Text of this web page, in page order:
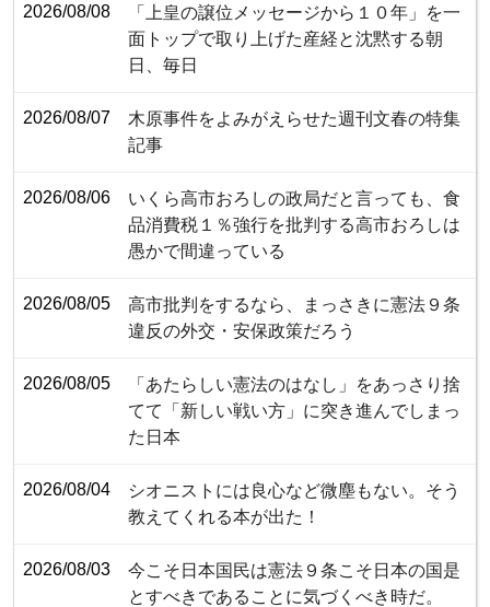
2026/08/08
「上皇の譲位メッセージから１０年」を一
面トップで取り上げた産経と沈黙する朝
日、毎日
2026/08/07
木原事件をよみがえらせた週刊文春の特集
記事
2026/08/06
いくら高市おろしの政局だと言っても、食
品消費税１％強行を批判する高市おろしは
愚かで間違っている
2026/08/05
高市批判をするなら、まっさきに憲法９条
違反の外交・安保政策だろう
2026/08/05
「あたらしい憲法のはなし」をあっさり捨
てて「新しい戦い方」に突き進んでしまっ
た日本
2026/08/04
シオニストには良心など微塵もない。そう
教えてくれる本が出た！
2026/08/03
今こそ日本国民は憲法９条こそ日本の国是
とすべきであることに気づくべき時だ。